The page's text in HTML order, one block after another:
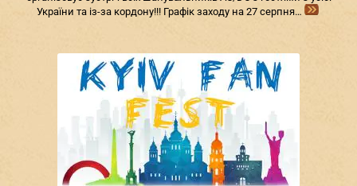
України та із-за кордону!!! Графік заходу на 27 серпня…